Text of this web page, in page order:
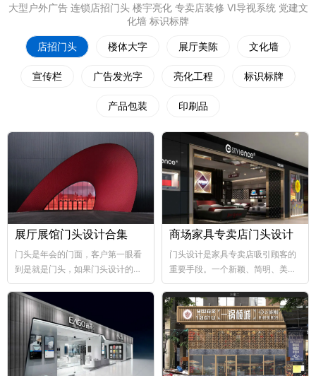
大型户外广告 连锁店招门头 楼宇亮化 专卖店装修 VI导视系统 党建文
化墙 标识标牌
店招门头 楼体大字 展厅美陈 文化墙
宣传栏 广告发光字 亮化工程 标识标牌
产品包装 印刷品
展厅展馆门头设计合集
门头是年会的门面，客户第一眼看
到是就是门头，如果门头设计的比
较好，那年会也向...
商场家具专卖店门头设计
门头设计是家具专卖店吸引顾客的
重要手段。一个新颖、简明、美观
大方的门...